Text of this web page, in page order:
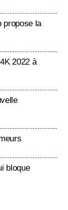
propose la
2022 à
bloque